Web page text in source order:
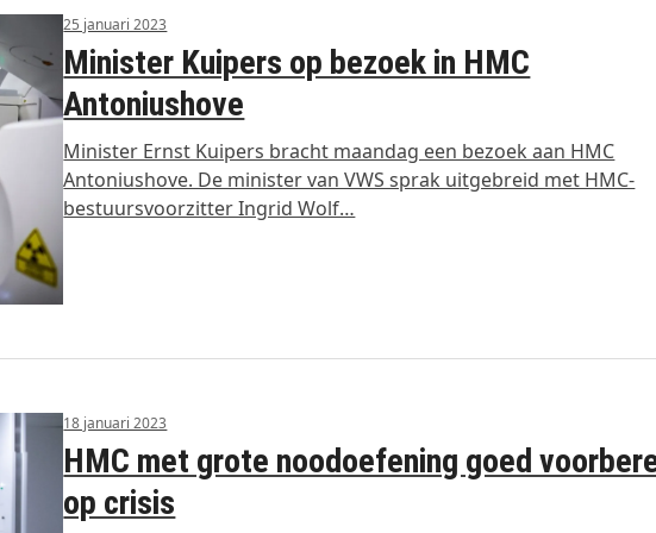
25 januari 2023
Minister Kuipers op bezoek in HMC
Antoniushove
Minister Ernst Kuipers bracht maandag een bezoek aan HMC
Antoniushove. De minister van VWS sprak uitgebreid met HMC-
bestuursvoorzitter Ingrid Wolf…
18 januari 2023
HMC met grote noodoefening goed
op crisis